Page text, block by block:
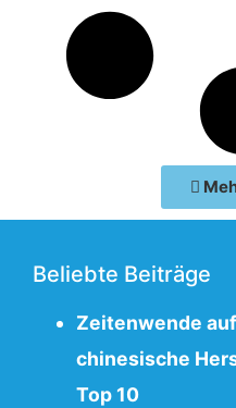
Beliebte Beiträge
Zeitenwende
chinesische
Top 10